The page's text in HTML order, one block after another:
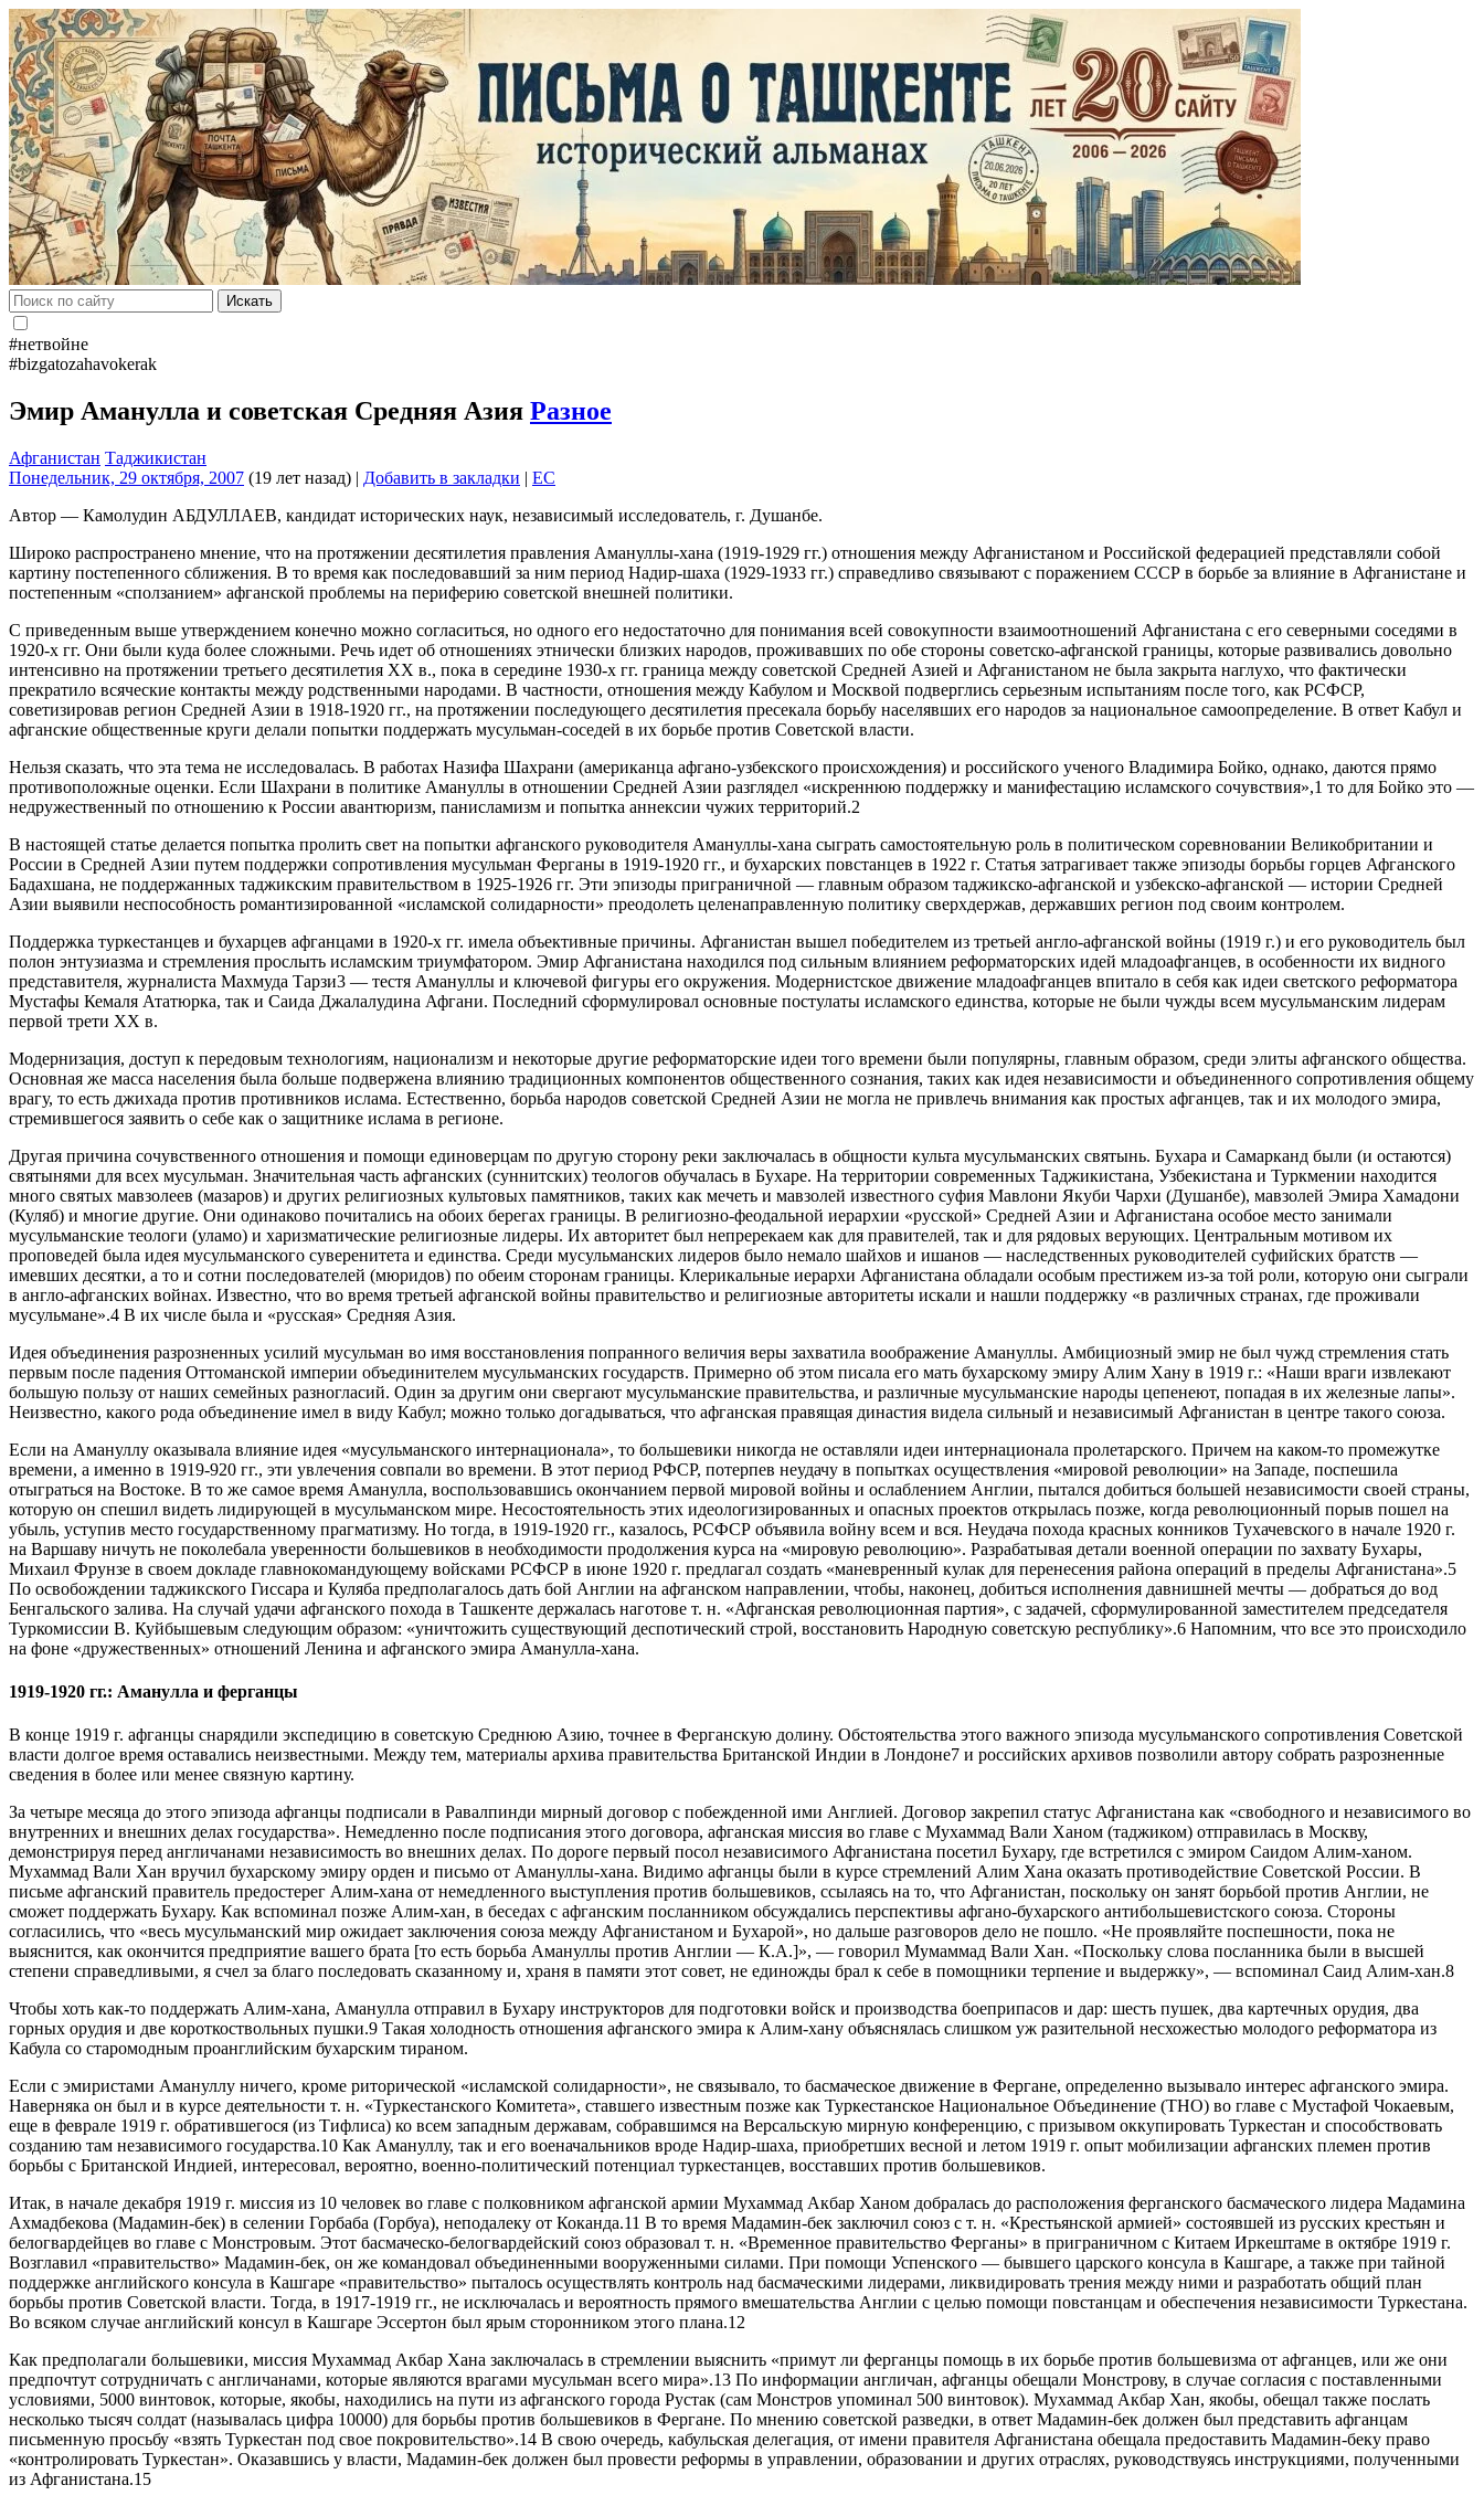
Искать
#нетвойне
#bizgatozahavokerak
Эмир Аманулла и советская Средняя Азия Разное
Афганистан Таджикистан
Понедельник, 29 октября, 2007 (19 лет назад) | Добавить в закладки | EC
Автор — Камолудин АБДУЛЛАЕВ, кандидат исторических наук, независимый исследователь, г. Душанбе.
Широко распространено мнение, что на протяжении десятилетия правления Амануллы-хана (1919-1929 гг.) отношения между Афганистаном и Российской федерацией представляли собой
картину постепенного сближения. В то время как последовавший за ним период Надир-шаха (1929-1933 гг.) справедливо связывают с поражением CCCР в борьбе за влияние в Афганистане и
постепенным «сползанием» афганской проблемы на периферию советской внешней политики.
С приведенным выше утверждением конечно можно согласиться, но одного его недостаточно для понимания всей совокупности взаимоотношений Афганистана с его северными соседями в
1920-х гг. Они были куда более сложными. Речь идет об отношениях этнически близких народов, проживавших по обе стороны советско-афганской границы, которые развивались довольно
интенсивно на протяжении третьего десятилетия ХХ в., пока в середине 1930-х гг. граница между советской Средней Азией и Афганистаном не была закрыта наглухо, что фактически
прекратило всяческие контакты между родственными народами. В частности, отношения между Кабулом и Москвой подверглись серьезным испытаниям после того, как РСФСР,
советизировав регион Средней Азии в 1918-1920 гг., на протяжении последующего десятилетия пресекала борьбу населявших его народов за национальное самоопределение. В ответ Кабул и
афганские общественные круги делали попытки поддержать мусульман-соседей в их борьбе против Советской власти.
Нельзя сказать, что эта тема не исследовалась. В работах Назифа Шахрани (американца афгано-узбекского происхождения) и российского ученого Владимира Бойко, однако, даются прямо
противоположные оценки. Если Шахрани в политике Амануллы в отношении Средней Азии разглядел «искреннюю поддержку и манифестацию исламского сочувствия»,1 то для Бойко это —
недружественный по отношению к России авантюризм, панисламизм и попытка аннексии чужих территорий.2
В настоящей статье делается попытка пролить свет на попытки афганского руководителя Амануллы-хана сыграть самостоятельную роль в политическом соревновании Великобритании и
России в Средней Азии путем поддержки сопротивления мусульман Ферганы в 1919-1920 гг., и бухарских повстанцев в 1922 г. Статья затрагивает также эпизоды борьбы горцев Афганского
Бадахшана, не поддержанных таджикским правительством в 1925-1926 гг. Эти эпизоды приграничной — главным образом таджикско-афганской и узбекско-афганской — истории Средней
Азии выявили неспособность романтизированной «исламской солидарности» преодолеть целенаправленную политику сверхдержав, державших регион под своим контролем.
Поддержка туркестанцев и бухарцев афганцами в 1920-х гг. имела объективные причины. Афганистан вышел победителем из третьей англо-афганской войны (1919 г.) и его руководитель был
полон энтузиазма и стремления прослыть исламским триумфатором. Эмир Афганистана находился под сильным влиянием реформаторских идей младоафганцев, в особенности их видного
представителя, журналиста Махмуда Тарзи3 — тестя Амануллы и ключевой фигуры его окружения. Модернистское движение младоафганцев впитало в себя как идеи светского реформатора
Мустафы Кемаля Ататюрка, так и Саида Джалалудина Афгани. Последний сформулировал основные постулаты исламского единства, которые не были чужды всем мусульманским лидерам
первой трети ХХ в.
Модернизация, доступ к передовым технологиям, национализм и некоторые другие реформаторские идеи того времени были популярны, главным образом, среди элиты афганского общества.
Основная же масса населения была больше подвержена влиянию традиционных компонентов общественного сознания, таких как идея независимости и объединенного сопротивления общему
врагу, то есть джихада против противников ислама. Естественно, борьба народов советской Средней Азии не могла не привлечь внимания как простых афганцев, так и их молодого эмира,
стремившегося заявить о себе как о защитнике ислама в регионе.
Другая причина сочувственного отношения и помощи единоверцам по другую сторону реки заключалась в общности культа мусульманских святынь. Бухара и Самарканд были (и остаются)
святынями для всех мусульман. Значительная часть афганских (суннитских) теологов обучалась в Бухаре. На территории современных Таджикистана, Узбекистана и Туркмении находится
много святых мавзолеев (мазаров) и других религиозных культовых памятников, таких как мечеть и мавзолей известного суфия Мавлони Якуби Чархи (Душанбе), мавзолей Эмира Хамадони
(Куляб) и многие другие. Они одинаково почитались на обоих берегах границы. В религиозно-феодальной иерархии «русской» Средней Азии и Афганистана особое место занимали
мусульманские теологи (уламо) и харизматические религиозные лидеры. Их авторитет был непререкаем как для правителей, так и для рядовых верующих. Центральным мотивом их
проповедей была идея мусульманского суверенитета и единства. Среди мусульманских лидеров было немало шайхов и ишанов — наследственных руководителей суфийских братств —
имевших десятки, а то и сотни последователей (мюридов) по обеим сторонам границы. Клерикальные иерархи Афганистана обладали особым престижем из-за той роли, которую они сыграли
в англо-афганских войнах. Известно, что во время третьей афганской войны правительство и религиозные авторитеты искали и нашли поддержку «в различных странах, где проживали
мусульмане».4 В их числе была и «русская» Средняя Азия.
Идея объединения разрозненных усилий мусульман во имя восстановления попранного величия веры захватила воображение Амануллы. Амбициозный эмир не был чужд стремления стать
первым после падения Оттоманской империи объединителем мусульманских государств. Примерно об этом писала его мать бухарскому эмиру Алим Хану в 1919 г.: «Наши враги извлекают
большую пользу от наших семейных разногласий. Один за другим они свергают мусульманские правительства, и различные мусульманские народы цепенеют, попадая в их железные лапы».
Неизвестно, какого рода объединение имел в виду Кабул; можно только догадываться, что афганская правящая династия видела сильный и независимый Афганистан в центре такого союза.
Если на Амануллу оказывала влияние идея «мусульманского интернационала», то большевики никогда не оставляли идеи интернационала пролетарского. Причем на каком-то промежутке
времени, а именно в 1919-920 гг., эти увлечения совпали во времени. В этот период РФСР, потерпев неудачу в попытках осуществления «мировой революции» на Западе, поспешила
отыграться на Востоке. В то же самое время Аманулла, воспользовавшись окончанием первой мировой войны и ослаблением Англии, пытался добиться большей независимости своей страны,
которую он спешил видеть лидирующей в мусульманском мире. Несостоятельность этих идеологизированных и опасных проектов открылась позже, когда революционный порыв пошел на
убыль, уступив место государственному прагматизму. Но тогда, в 1919-1920 гг., казалось, РСФСР объявила войну всем и вся. Неудача похода красных конников Тухачевского в начале 1920 г.
на Варшаву ничуть не поколебала уверенности большевиков в необходимости продолжения курса на «мировую революцию». Разрабатывая детали военной операции по захвату Бухары,
Михаил Фрунзе в своем докладе главнокомандующему войсками РСФСР в июне 1920 г. предлагал создать «маневренный кулак для перенесения района операций в пределы Афганистана».5
По освобождении таджикского Гиссара и Куляба предполагалось дать бой Англии на афганском направлении, чтобы, наконец, добиться исполнения давнишней мечты — добраться до вод
Бенгальского залива. На случай удачи афганского похода в Ташкенте держалась наготове т. н. «Афганская революционная партия», с задачей, сформулированной заместителем председателя
Туркомиссии В. Куйбышевым следующим образом: «уничтожить существующий деспотический строй, восстановить Народную советскую республику».6 Напомним, что все это происходило
на фоне «дружественных» отношений Ленина и афганского эмира Аманулла-хана.
1919-1920 гг.: Аманулла и ферганцы
В конце 1919 г. афганцы снарядили экспедицию в советскую Среднюю Азию, точнее в Ферганскую долину. Обстоятельства этого важного эпизода мусульманского сопротивления Советской
власти долгое время оставались неизвестными. Между тем, материалы архива правительства Британской Индии в Лондоне7 и российских архивов позволили автору собрать разрозненные
сведения в более или менее связную картину.
За четыре месяца до этого эпизода афганцы подписали в Равалпинди мирный договор с побежденной ими Англией. Договор закрепил статус Афганистана как «свободного и независимого во
внутренних и внешних делах государства». Немедленно после подписания этого договора, афганская миссия во главе с Мухаммад Вали Ханом (таджиком) отправилась в Москву,
демонстрируя перед англичанами независимость во внешних делах. По дороге первый посол независимого Афганистана посетил Бухару, где встретился с эмиром Саидом Алим-ханом.
Мухаммад Вали Хан вручил бухарскому эмиру орден и письмо от Амануллы-хана. Видимо афганцы были в курсе стремлений Алим Хана оказать противодействие Советской России. В
письме афганский правитель предостерег Алим-хана от немедленного выступления против большевиков, ссылаясь на то, что Афганистан, поскольку он занят борьбой против Англии, не
сможет поддержать Бухару. Как вспоминал позже Алим-хан, в беседах с афганским посланником обсуждались перспективы афгано-бухарского антибольшевистского союза. Стороны
согласились, что «весь мусульманский мир ожидает заключения союза между Афганистаном и Бухарой», но дальше разговоров дело не пошло. «Не проявляйте поспешности, пока не
выяснится, как окончится предприятие вашего брата [то есть борьба Амануллы против Англии — К.А.]», — говорил Мумаммад Вали Хан. «Поскольку слова посланника были в высшей
степени справедливыми, я счел за благо последовать сказанному и, храня в памяти этот совет, не единожды брал к себе в помощники терпение и выдержку», — вспоминал Саид Алим-хан.8
Чтобы хоть как-то поддержать Алим-хана, Аманулла отправил в Бухару инструкторов для подготовки войск и производства боеприпасов и дар: шесть пушек, два картечных орудия, два
горных орудия и две короткоствольных пушки.9 Такая холодность отношения афганского эмира к Алим-хану объяснялась слишком уж разительной несхожестью молодого реформатора из
Кабула со старомодным проанглийским бухарским тираном.
Если с эмиристами Амануллу ничего, кроме риторической «исламской солидарности», не связывало, то басмаческое движение в Фергане, определенно вызывало интерес афганского эмира.
Наверняка он был и в курсе деятельности т. н. «Туркестанского Комитета», ставшего известным позже как Туркестанское Национальное Объединение (ТНО) во главе с Мустафой Чокаевым,
еще в феврале 1919 г. обратившегося (из Тифлиса) ко всем западным державам, собравшимся на Версальскую мирную конференцию, с призывом оккупировать Туркестан и способствовать
созданию там независимого государства.10 Как Амануллу, так и его военачальников вроде Надир-шаха, приобретших весной и летом 1919 г. опыт мобилизации афганских племен против
борьбы с Британской Индией, интересовал, вероятно, военно-политический потенциал туркестанцев, восставших против большевиков.
Итак, в начале декабря 1919 г. миссия из 10 человек во главе с полковником афганской армии Мухаммад Акбар Ханом добралась до расположения ферганского басмаческого лидера Мадамина
Ахмадбекова (Мадамин-бек) в селении Горбаба (Горбуа), неподалеку от Коканда.11 В то время Мадамин-бек заключил союз с т. н. «Крестьянской армией» состоявшей из русских крестьян и
белогвардейцев во главе с Монстровым. Этот басмаческо-белогвардейский союз образовал т. н. «Временное правительство Ферганы» в приграничном с Китаем Иркештаме в октябре 1919 г.
Возглавил «правительство» Мадамин-бек, он же командовал объединенными вооруженными силами. При помощи Успенского — бывшего царского консула в Кашгаре, а также при тайной
поддержке английского консула в Кашгаре «правительство» пыталось осуществлять контроль над басмаческими лидерами, ликвидировать трения между ними и разработать общий план
борьбы против Советской власти. Тогда, в 1917-1919 гг., не исключалась и вероятность прямого вмешательства Англии с целью помощи повстанцам и обеспечения независимости Туркестана.
Во всяком случае английский консул в Кашгаре Эссертон был ярым сторонником этого плана.12
Как предполагали большевики, миссия Мухаммад Акбар Хана заключалась в стремлении выяснить «примут ли ферганцы помощь в их борьбе против большевизма от афганцев, или же они
предпочтут сотрудничать с англичанами, которые являются врагами мусульман всего мира».13 По информации англичан, афганцы обещали Монстрову, в случае согласия с поставленными
условиями, 5000 винтовок, которые, якобы, находились на пути из афганского города Рустак (сам Монстров упоминал 500 винтовок). Мухаммад Акбар Хан, якобы, обещал также послать
несколько тысяч солдат (называлась цифра 10000) для борьбы против большевиков в Фергане. По мнению советской разведки, в ответ Мадамин-бек должен был представить афганцам
письменную просьбу «взять Туркестан под свое покровительство».14 В свою очередь, кабульская делегация, от имени правителя Афганистана обещала предоставить Мадамин-беку право
«контролировать Туркестан». Оказавшись у власти, Мадамин-бек должен был провести реформы в управлении, образовании и других отраслях, руководствуясь инструкциями, полученными
из Афганистана.15